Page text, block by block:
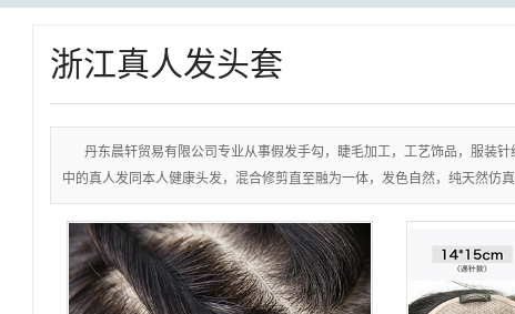
浙江真人发头套
丹东晨轩贸易有限公司专业从事假发手勾，睫毛加工，工艺饰品，服装
中的真人发同本人健康头发，混合修剪直至融为一体，发色自然，纯天然仿